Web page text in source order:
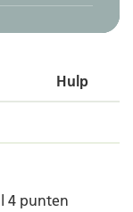
Hulp
4 punten